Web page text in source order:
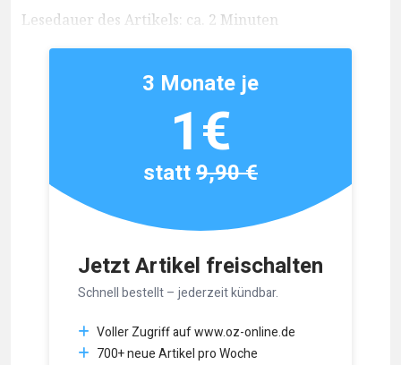
Lesedauer des Artikels: ca. 2 Minuten
Jetzt Artikel freischalten
Schnell bestellt – jederzeit kündbar.
Voller Zugriff auf www.oz-online.de
700+ neue Artikel pro Woche
3 Monate je
1€
statt9,90 €